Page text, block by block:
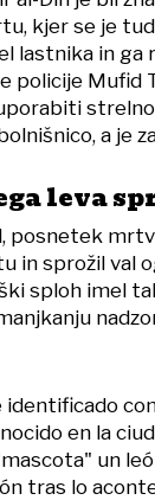
kjer se je
lastnika in
policije Mufid
a je
leva
posnetek
in sprožil val
sploh imel
en la
un
tras lo